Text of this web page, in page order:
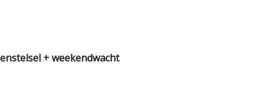
+ weekendwacht